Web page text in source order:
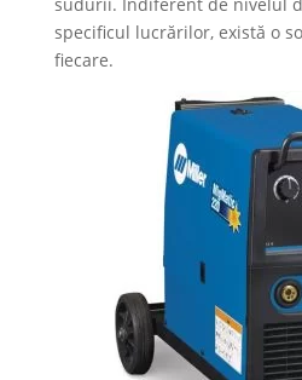
specificul lucrărilor, există o
fiecare.